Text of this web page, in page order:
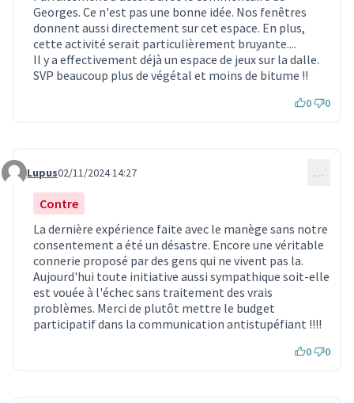
Georges. Ce n'est pas une bonne idée. Nos fenêtres
donnent aussi directement sur cet espace. En plus,
cette activité serait particulièrement bruyante....
Il y a effectivement déjà un espace de jeux sur la dalle.
SVP beaucoup plus de végétal et moins de bitume !!
0 0
Commentaire 3400
Lupus02/11/2024 14:27 …
Contre
La dernière expérience faite avec le manège sans notre
consentement a été un désastre. Encore une véritable
connerie proposé par des gens qui ne vivent pas la.
Aujourd'hui toute initiative aussi sympathique soit-elle
est vouée à l'échec sans traitement des vrais
problèmes. Merci de plutôt mettre le budget
participatif dans la communication antistupéfiant !!!!
0 0